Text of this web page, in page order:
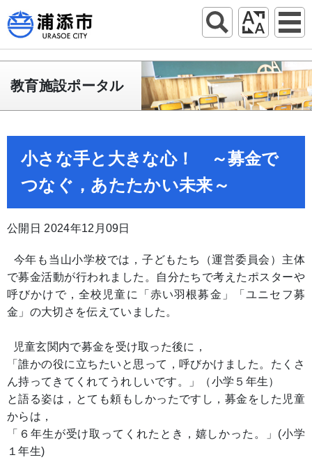
教育施設ポータル
小さな手と大きな心！ ～募金で
つなぐ，あたたかい未来～
公開日 2024年12月09日
今年も当山小学校では，子どもたち（運営委員会）主体
で募金活動が行われました。自分たちで考えたポスターや
呼びかけで，全校児童に「赤い羽根募金」「ユニセフ募
金」の大切さを伝えていました。
児童玄関内で募金を受け取った後に，
「誰かの役に立ちたいと思って，呼びかけました。たくさ
ん持ってきてくれてうれしいです。」（小学５年生）
と語る姿は，とても頼もしかったですし，募金をした児童
からは，
「６年生が受け取ってくれたとき，嬉しかった。」(小学
１年生)